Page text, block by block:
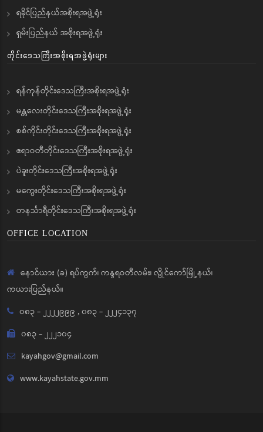
ရခိုင်ပြည်နယ်အစိုးရအဖွဲ့ရုံး
ရှမ်းပြည်နယ် အစိုးရအဖွဲ့ရုံး
တိုင်းဒေသကြီးအစိုးရအဖွဲ့ရုံးများ
ရန်ကုန်တိုင်းဒေသကြီးအစိုးရအဖွဲ့ရုံး
မန္တလေးတိုင်းဒေသကြီးအစိုးရအဖွဲ့ရုံး
စစ်ကိုင်းတိုင်းဒေသကြီးအစိုးရအဖွဲ့ရုံး
ဧရာဝတီတိုင်းဒေသကြီးအစိုးရအဖွဲ့ရုံး
ပဲခူးတိုင်းဒေသကြီးအစိုးရအဖွဲ့ရုံး
မကွေးတိုင်းဒေသကြီးအစိုးရအဖွဲ့ရုံး
တနင်္သာရီတိုင်းဒေသကြီးအစိုးရအဖွဲ့ရုံး
OFFICE LOCATION
နောင်ယား (ခ) ရပ်ကွက်၊ ကန္ဒရဝတီလမ်း၊ လွိုင်ကော်မြို့နယ်၊
ကယားပြည်နယ်။
၀၈၃ - ၂၂၂၂၉၉၉ ,၀၈၃ - ၂၂၂၄၁၃၇
၀၈၃ - ၂၂၂၁၀၄
kayahgov@gmail.com
www.kayahstate.gov.mm